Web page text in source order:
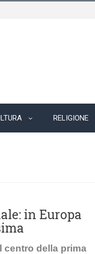
RELIGIONE
in Europa
centro della prima